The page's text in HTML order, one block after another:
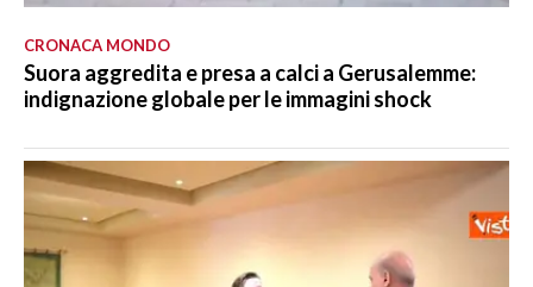
CRONACA MONDO
Suora aggredita e presa a calci a Gerusalemme:
indignazione globale per le immagini shock